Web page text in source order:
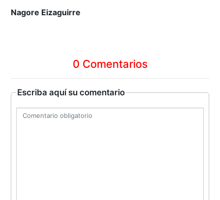
Nagore Eizaguirre
0 Comentarios
Escriba aquí su comentario